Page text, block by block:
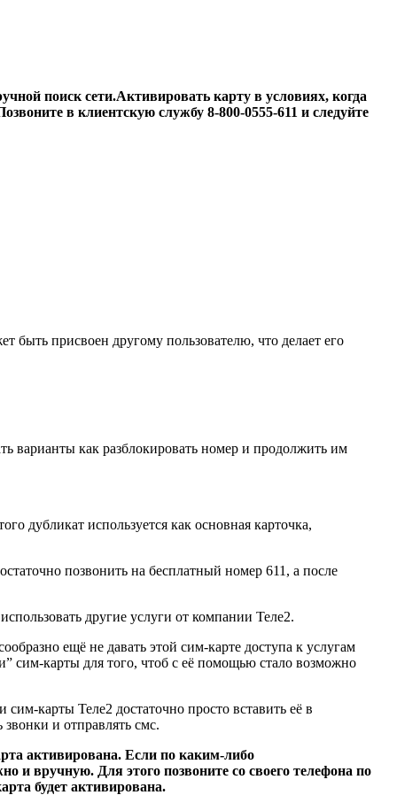
поиск сети.Активировать карту в условиях, когда
в клиентскую службу 8-800-0555-611 и следуйте
быть присвоен другому пользователю, что делает его
варианты как разблокировать номер и продолжить им
дубликат используется как основная карточка,
позвонить на бесплатный номер 611, а после
другие услуги от компании Теле2.
ещё не давать этой сим-карте доступа к услугам
сим-карты для того, чтоб с её помощью стало возможно
карты Теле2 достаточно просто вставить её в
и отправлять смс.
активирована. Если по каким-либо
и вручную. Для этого позвоните со своего телефона по
будет активирована.